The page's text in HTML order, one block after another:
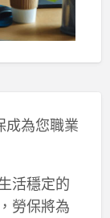
成為您職業
活穩定的
勞保將為